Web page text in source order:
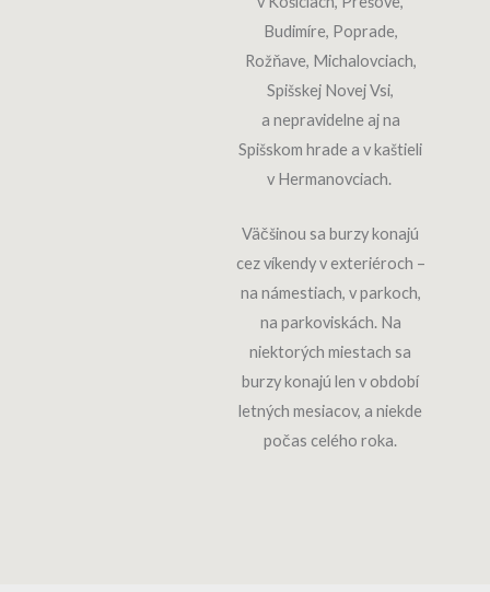
Budimíre, Poprade,
Rožňave, Michalovciach,
Spišskej Novej Vsi,
a nepravidelne aj na
Spišskom hrade a v kaštieli
v Hermanovciach.
Väčšinou sa burzy konajú
cez víkendy v exteriéroch –
na námestiach, v parkoch,
na parkoviskách. Na
niektorých miestach sa
burzy konajú len v období
letných mesiacov, a niekde
počas celého roka.